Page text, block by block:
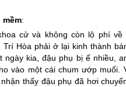
:
cử và không còn lộ phí về
Trí Hòa phải ở lại kinh thành
ngày kia, đậu phụ bị ế nhiều,
vào một cái chum ướp muối.
thấy đậu phụ đã hơi